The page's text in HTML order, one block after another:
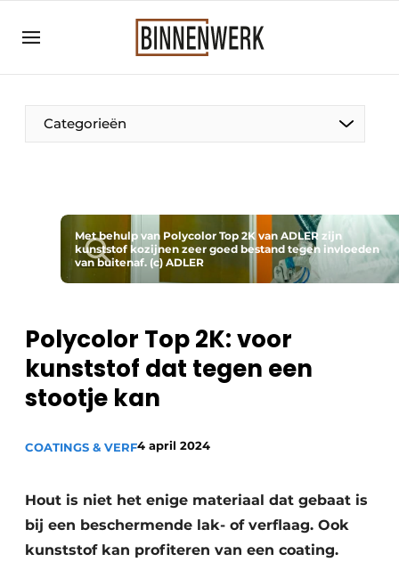
Aanmelden
Bedrijven
Binnenwerk | Hét magazine voor de
Evenement aanmelden
Meest gelezen
Podcasts
Privacy / Cookie statement
Vacature aanmelden
Categorieën
Met behulp van Polycolor Top 2K van ADLER zijn
kunststof kozijnen zeer goed bestand tegen invloeden
van buitenaf. (c) ADLER
Polycolor Top 2K: voor
kunststof dat tegen een
stootje kan
COATINGS & VERF4 april 2024
Hout is niet het enige materiaal dat gebaat is
bij een beschermende lak- of verflaag. Ook
kunststof kan profiteren van een coating.